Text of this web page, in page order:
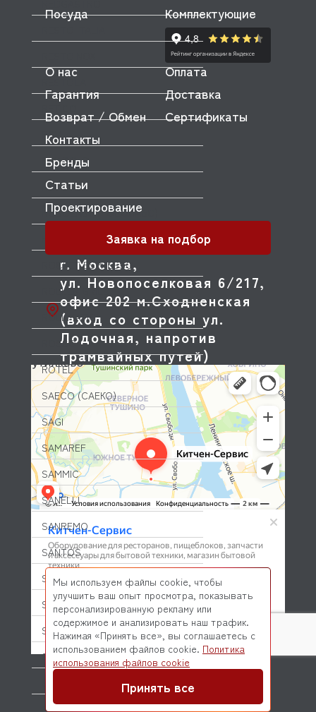
RGV
RIVACOLD
ROAL
ROBOLABS (РОБОЛАБС)
ROCKET ESPRESSO
ROLLER GRILL
ROLLMATIC
ROSSO
ROTEL
SAECO (САЕКО)
SAGI
SAMAREF
SAMMIC
SANELLI
SANREMO
SANTOS
SCALE (СКЕЙЛ)
SCHOLL
SCOTSMAN
SIGMA
SILKO
г. Москва,
ул. Новопоселковая 6/217,
офис 202 м.Сходненская
(вход со стороны ул.
Лодочная, напротив
трамвайных путей)
Посуда
Комплектующие
О нас
Оплата
Гарантия
Доставка
Возврат / Обмен
Сертификаты
Контакты
Бренды
Статьи
Проектирование
Заявка на подбор
© 2026 Kitchen-Service.com Интернет-магазин запчастей
и оборудования профессиональной кухни
Мы используем файлы cookie, чтобы
улучшить ваш опыт просмотра, показывать
персонализированную рекламу или
содержимое и анализировать наш трафик.
Нажимая «Принять все», вы соглашаетесь с
использованием файлов cookie. Политика
использования файлов cookie
Принять все